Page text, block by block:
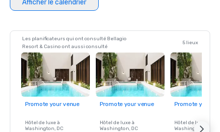
Afficher le calendrier
Les planificateurs qui ont consulté Bellagio
Resort & Casino ont aussi consulté
5 lieux
Promote your venue
Hôtel de luxe à
Washington, DC
Promote your venue
Hôtel de luxe à
Washington, DC
Promote your
Hôtel de luxe à
Washington